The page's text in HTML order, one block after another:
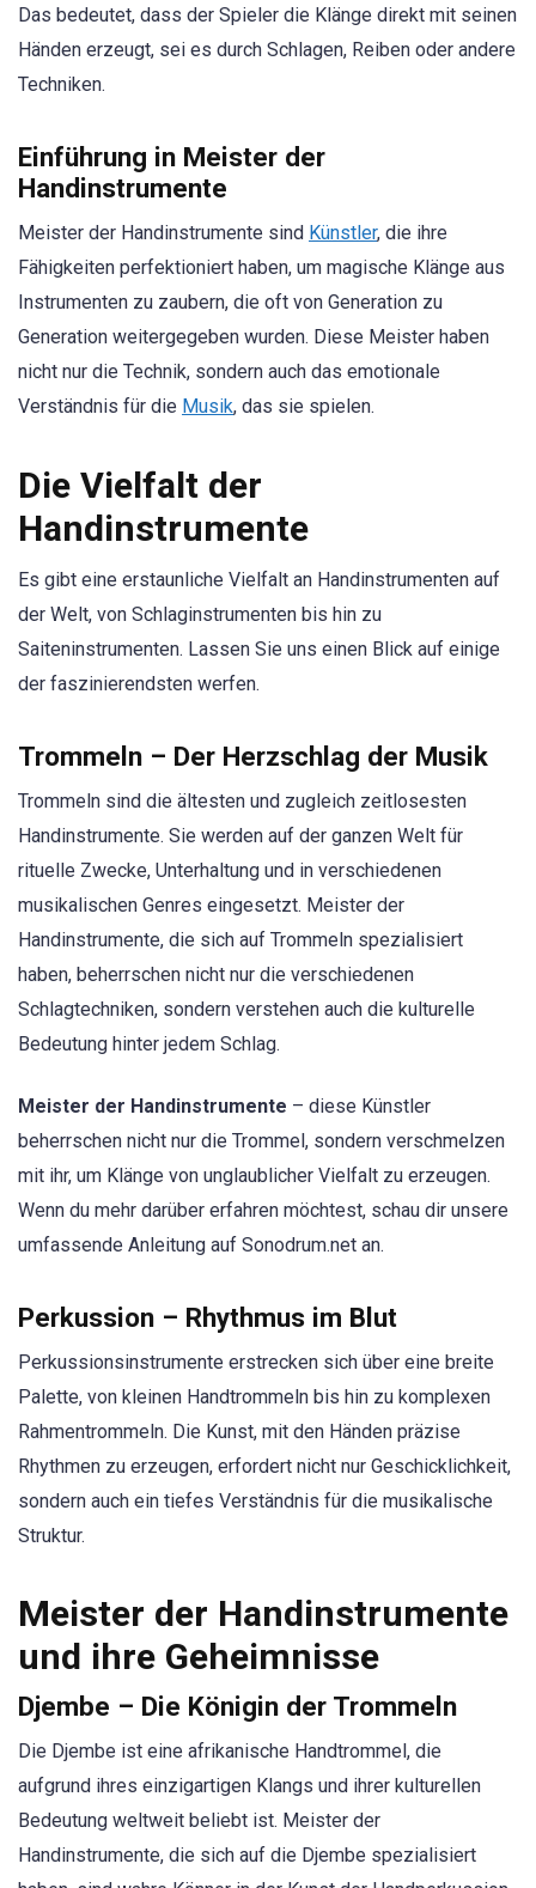
Das bedeutet, dass der Spieler die Klänge direkt mit seinen
Händen erzeugt, sei es durch Schlagen, Reiben oder andere
Techniken.
Einführung in Meister der
Handinstrumente
Meister der Handinstrumente sind Künstler, die ihre
Fähigkeiten perfektioniert haben, um magische Klänge aus
Instrumenten zu zaubern, die oft von Generation zu
Generation weitergegeben wurden. Diese Meister haben
nicht nur die Technik, sondern auch das emotionale
Verständnis für die Musik, das sie spielen.
Die Vielfalt der
Handinstrumente
Es gibt eine erstaunliche Vielfalt an Handinstrumenten auf
der Welt, von Schlaginstrumenten bis hin zu
Saiteninstrumenten. Lassen Sie uns einen Blick auf einige
der faszinierendsten werfen.
Trommeln – Der Herzschlag der Musik
Trommeln sind die ältesten und zugleich zeitlosesten
Handinstrumente. Sie werden auf der ganzen Welt für
rituelle Zwecke, Unterhaltung und in verschiedenen
musikalischen Genres eingesetzt. Meister der
Handinstrumente, die sich auf Trommeln spezialisiert
haben, beherrschen nicht nur die verschiedenen
Schlagtechniken, sondern verstehen auch die kulturelle
Bedeutung hinter jedem Schlag.
Meister der Handinstrumente – diese Künstler
beherrschen nicht nur die Trommel, sondern verschmelzen
mit ihr, um Klänge von unglaublicher Vielfalt zu erzeugen.
Wenn du mehr darüber erfahren möchtest, schau dir unsere
umfassende Anleitung auf Sonodrum.net an.
Perkussion – Rhythmus im Blut
Perkussionsinstrumente erstrecken sich über eine breite
Palette, von kleinen Handtrommeln bis hin zu komplexen
Rahmentrommeln. Die Kunst, mit den Händen präzise
Rhythmen zu erzeugen, erfordert nicht nur Geschicklichkeit,
sondern auch ein tiefes Verständnis für die musikalische
Struktur.
Meister der Handinstrumente
und ihre Geheimnisse
Djembe – Die Königin der Trommeln
Die Djembe ist eine afrikanische Handtrommel, die
aufgrund ihres einzigartigen Klangs und ihrer kulturellen
Bedeutung weltweit beliebt ist. Meister der
Handinstrumente, die sich auf die Djembe spezialisiert